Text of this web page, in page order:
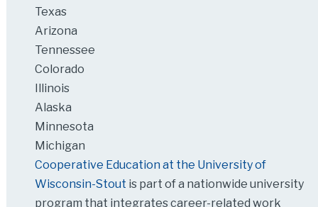
Texas
Arizona
Tennessee
Colorado
Illinois
Alaska
Minnesota
Michigan
Cooperative Education at the University of
Wisconsin-Stout is part of a nationwide university
program that integrates career-related work